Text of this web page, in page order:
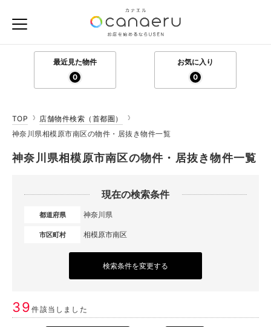
最近見た物件
0
お気に入り
0
TOP
店舗物件検索（首都圏）
神奈川県相模原市南区の物件・居抜き物件一覧
神奈川県相模原市南区の物件・居抜き物件一覧
現在の検索条件
都道府県 神奈川県
市区町村 相模原市南区
検索条件を変更する
39件該当しました